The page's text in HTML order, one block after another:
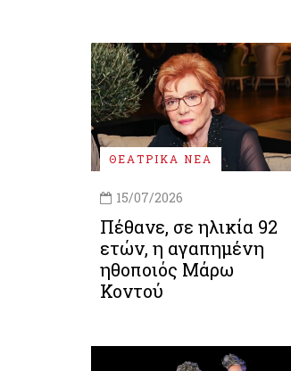
ΘΕΑΤΡΙΚΑ ΝΕΑ
15/07/2026
Πέθανε, σε ηλικία 92
ετών, η αγαπημένη
ηθοποιός Μάρω
Κοντού